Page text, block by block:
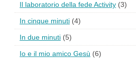
Il laboratorio della fede Activity (3)
In cinque minuti (4)
In due minuti (5)
Io e il mio amico Gesù (6)